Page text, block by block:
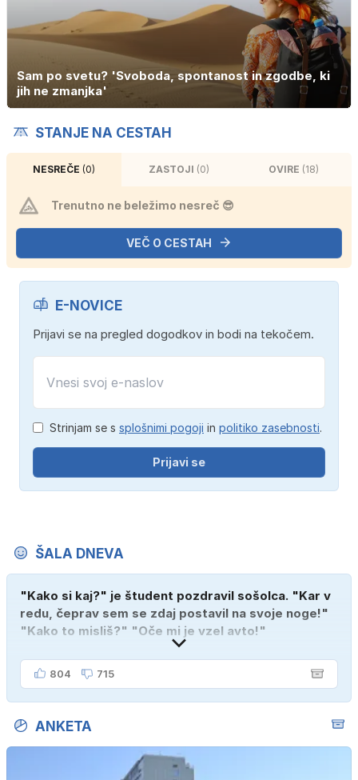
Sam po svetu? 'Svoboda, spontanost in zgodbe, ki
jih ne zmanjka'
STANJE NA CESTAH
NESREČE (0) ZASTOJI (0) OVIRE (18)
Trenutno ne beležimo nesreč 😎
VEČ O CESTAH
E-NOVICE
Prijavi se na pregled dogodkov in bodi na tekočem.
Strinjam se s splošnimi pogoji in politiko zasebnosti.
Prijavi se
ŠALA DNEVA
"Kako si kaj?" je študent pozdravil sošolca. "Kar v
redu, čeprav sem se zdaj postavil na svoje noge!"
"Kako to misliš?" "Oče mi je vzel avto!"
804 715
ANKETA